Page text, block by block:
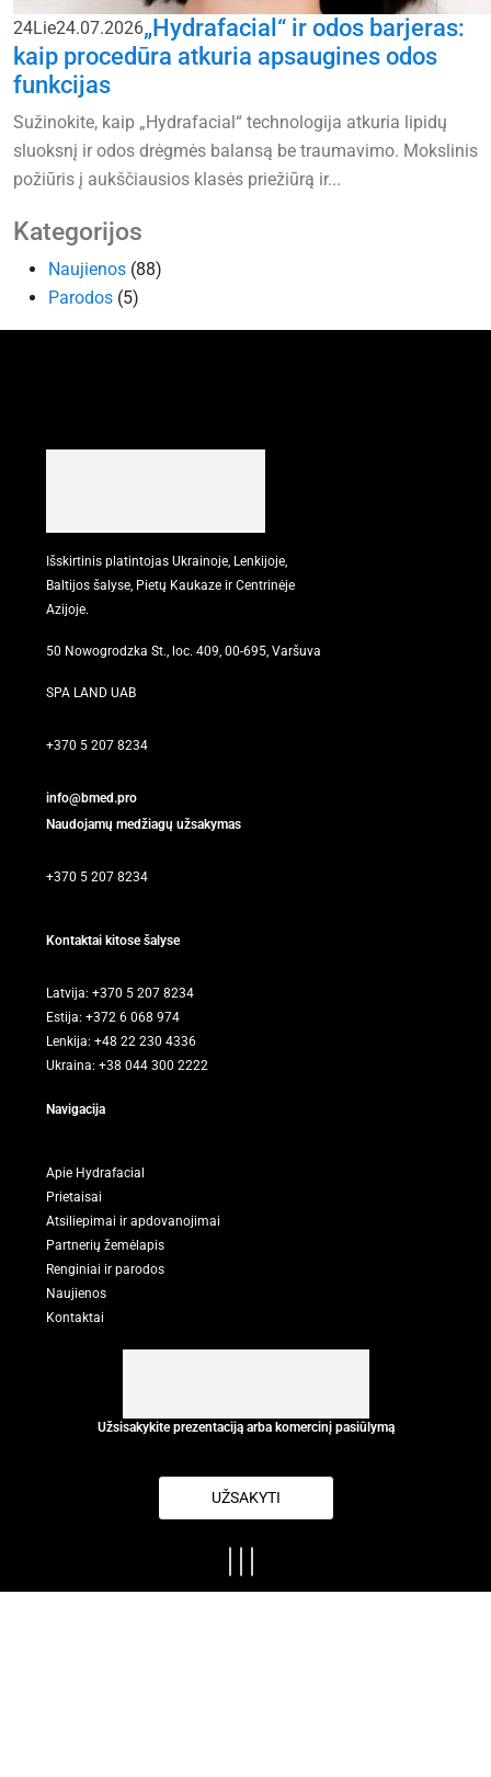
24Lie24.07.2026„Hydrafacial“ ir odos barjeras:
kaip procedūra atkuria apsaugines odos
funkcijas
Sužinokite, kaip „Hydrafacial“ technologija atkuria lipidų
sluoksnį ir odos drėgmės balansą be traumavimo. Mokslinis
požiūris į aukščiausios klasės priežiūrą ir...
Kategorijos
Naujienos (88)
Parodos (5)
Išskirtinis platintojas Ukrainoje, Lenkijoje,
Baltijos šalyse, Pietų Kaukaze ir Centrinėje
Azijoje.
50 Nowogrodzka St., loc. 409, 00-695, Varšuva
SPA LAND UAB
+370 5 207 8234
info@bmed.pro
Naudojamų medžiagų užsakymas
+370 5 207 8234
Kontaktai kitose šalyse
Latvija: +370 5 207 8234
Estija: +372 6 068 974
Lenkija: +48 22 230 4336
Ukraina: +38 044 300 2222
Navigacija
Apie Hydrafacial
Prietaisai
Atsiliepimai ir apdovanojimai
Partnerių žemėlapis
Renginiai ir parodos
Naujienos
Kontaktai
Užsisakykite prezentaciją arba komercinį pasiūlymą
UŽSAKYTI